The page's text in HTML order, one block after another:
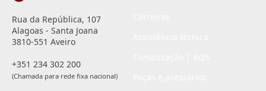
Rua da República, 107
Alagoas - Santa Joana
3810-551 Aveiro
+351 234 302 200
(Chamada para rede fixa nacional)